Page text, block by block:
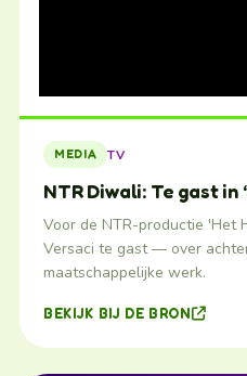
MEDIA TV
NTR Diwali: Te gast in
Voor de NTR-productie 'Het
Versaci te gast — over
maatschappelijke werk.
BEKIJK BIJ DE BRON